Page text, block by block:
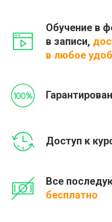
Обучение в
в записи,
в любое
Доступ к
Все
бесплатно